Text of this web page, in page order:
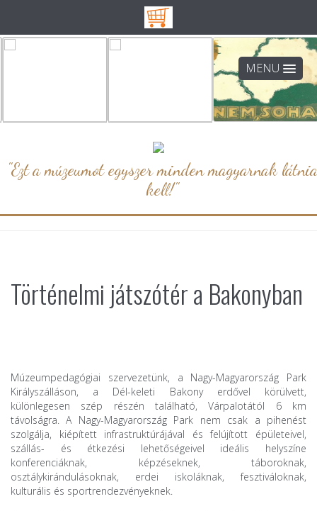
MENU
"Ezt a múzeumot egyszer minden magyarnak látnia
kell!"
Történelmi játszótér a Bakonyban
Múzeumpedagógiai szervezetünk, a Nagy-Magyarország Park
Királyszálláson, a Dél-keleti Bakony erdővel körülvett,
különlegesen szép részén található, Várpalotától 6 km
távolságra. A Nagy-Magyarország Park nem csak a pihenést
szolgálja, kiépített infrastruktúrájával és felújított épületeivel,
szállás- és étkezési lehetőségeivel ideális helyszíne
konferenciáknak, képzéseknek, táboroknak,
osztálykirándulásoknak, erdei iskoláknak, fesztiváloknak,
kulturális és sportrendezvényeknek.